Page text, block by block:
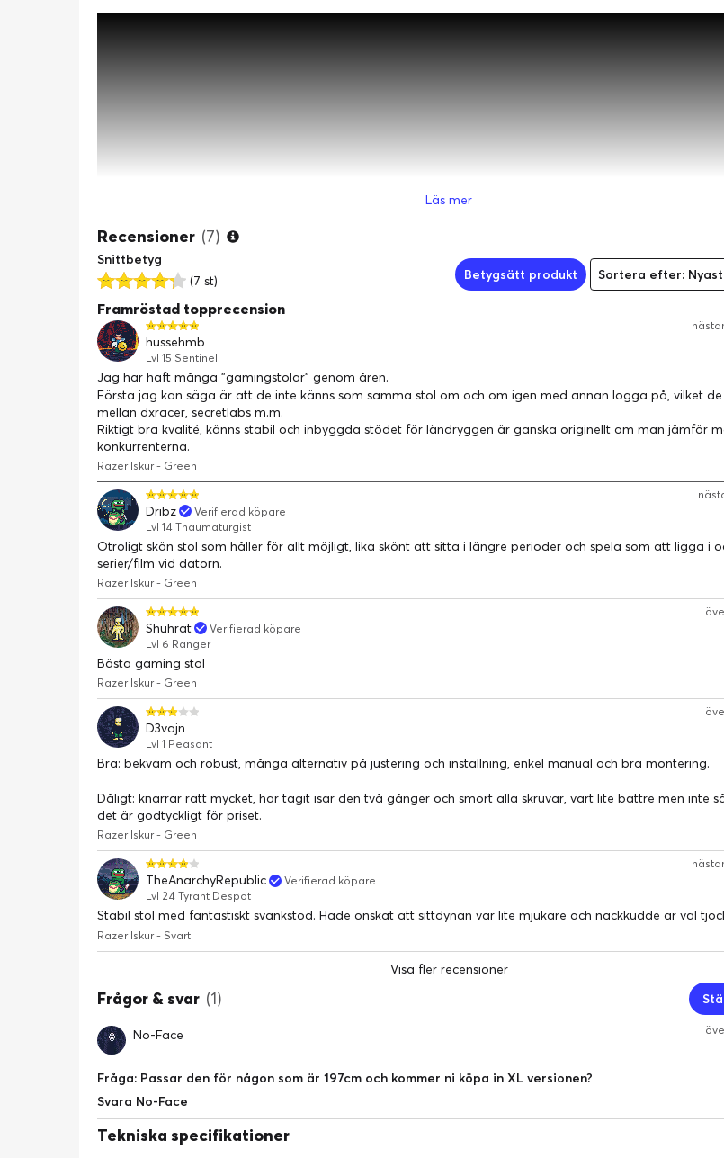
Läs mer
Recensioner (7)
Snittbetyg
(7 st)
Betygsätt produkt Sortera efter:
Framröstad topprecension
hussehmb
Lvl 15 Sentinel
Jag har haft många ”gamingstolar” genom åren.
Första jag kan säga är att de inte känns som samma stol om och om igen med annan logga på, vilket
mellan dxracer, secretlabs m.m.
Riktigt bra kvalité, känns stabil och inbyggda stödet för ländryggen är ganska originellt om man jämför
konkurrenterna.
Razer Iskur - Green
Dribz
Verifierad köpare
Lvl 14 Thaumaturgist
Otroligt skön stol som håller för allt möjligt, lika skönt att sitta i längre perioder och spela som att ligga i
serier/film vid datorn.
Razer Iskur - Green
Shuhrat
Verifierad köpare
Lvl 6 Ranger
Bästa gaming stol
Razer Iskur - Green
D3vajn
Lvl 1 Peasant
Bra: bekväm och robust, många alternativ på justering och inställning, enkel manual och bra montering.
Dåligt: knarrar rätt mycket, har tagit isär den två gånger och smort alla skruvar, vart lite bättre men inte
det är godtyckligt för priset.
Razer Iskur - Green
TheAnarchyRepublic
Verifierad köpare
Lvl 24 Tyrant Despot
Stabil stol med fantastiskt svankstöd. Hade önskat att sittdynan var lite mjukare och nackkudde är väl
Razer Iskur - Svart
Visa fler recensioner
Frågor & svar (1)
No-Face
Fråga: Passar den för någon som är 197cm och kommer ni köpa in XL versionen?
Svara No-Face
Tekniska specifikationer